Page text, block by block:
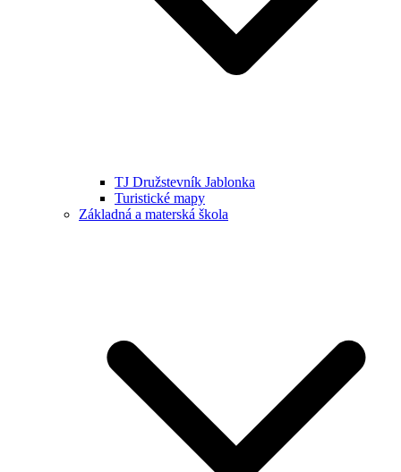
TJ Družstevník Jablonka
Turistické mapy
Základná a materská škola